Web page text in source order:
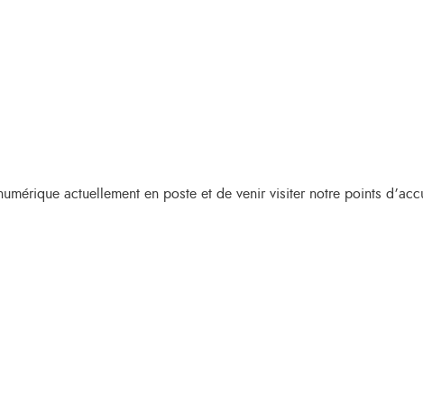
actuellement en poste et de venir visiter notre points